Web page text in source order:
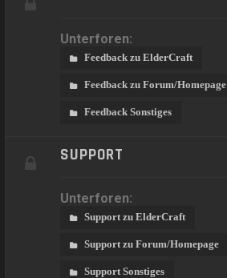
Unterforen:
Feedback zu ElderCraft
Feedback zu Forum/Homepage
Feedback Sonstiges
SUPPORT
Unterforen:
Support zu ElderCraft
Support zu Forum/Homepage
Support Sonstiges